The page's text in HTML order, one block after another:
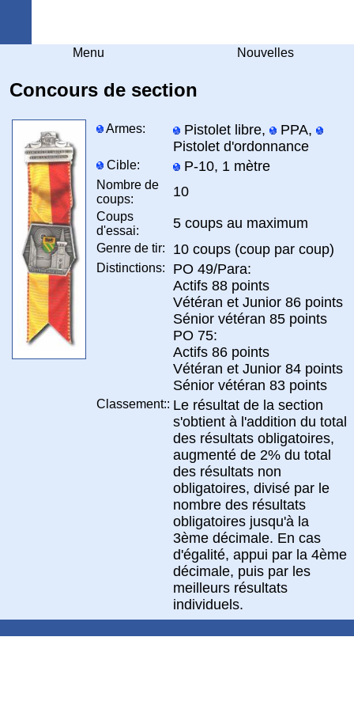
Menu Nouvelles
Concours de section
Armes: Pistolet libre,
PPA,
Pistolet d'ordonnance
Cible: P-10, 1 mètre
Nombre de
coups:
10
Coups
d'essai:
5 coups au maximum
Genre de tir: 10 coups (coup par coup)
Distinctions:
PO 49/Para:
Actifs 88 points
Vétéran et Junior 86 points
Sénior vétéran 85 points
PO 75:
Actifs 86 points
Vétéran et Junior 84 points
Sénior vétéran 83 points
Classement:: Le résultat de la section
s'obtient à l'addition du total
des résultats obligatoires,
augmenté de 2% du total
des résultats non
obligatoires, divisé par le
nombre des résultats
obligatoires jusqu'à la
3ème décimale. En cas
d'égalité, appui par la 4ème
décimale, puis par les
meilleurs résultats
individuels.